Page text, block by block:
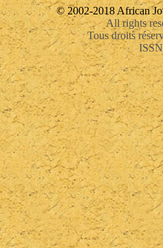
© 2002-2018 African
All rights
Tous droits